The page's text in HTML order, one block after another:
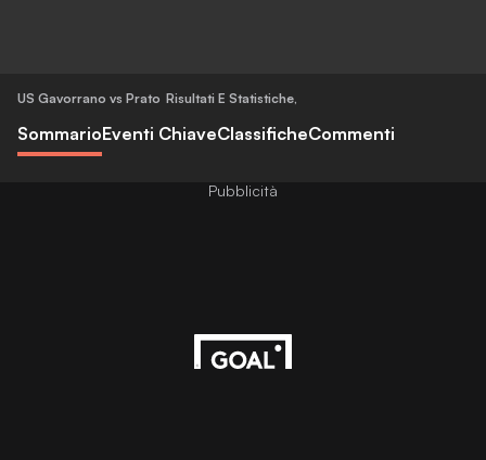
US Gavorrano vs Prato Risultati E Statistiche,
SommarioEventi ChiaveClassificheCommenti
Pubblicità